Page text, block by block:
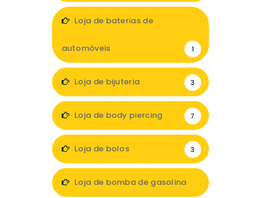
Loja de baterias de
automóveis 1
Loja de bijuteria 3
Loja de body piercing 7
Loja de bolos 3
Loja de bomba de gasolina